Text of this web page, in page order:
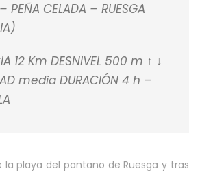
PEÑA CELADA – RUESGA
12 Km DESNIVEL 500 m ↑ ↓
media DURACIÓN 4 h –
la playa del pantano de Ruesga y tras